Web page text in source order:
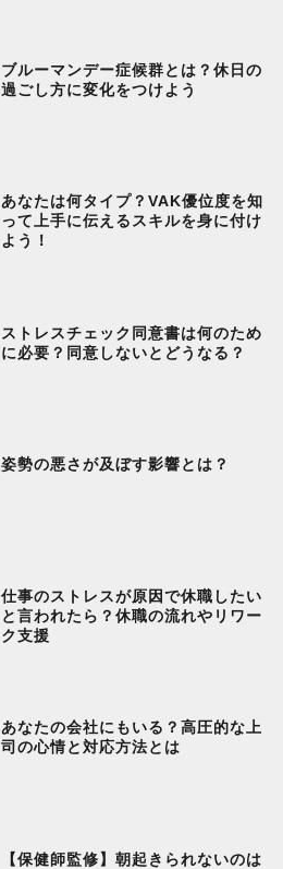
ブルーマンデー症候群とは？休日の
過ごし方に変化をつけよう
あなたは何タイプ？VAK優位度を知
って上手に伝えるスキルを身に付け
よう！
ストレスチェック同意書は何のため
に必要？同意しないとどうなる？
姿勢の悪さが及ぼす影響とは？
仕事のストレスが原因で休職したい
と言われたら？休職の流れやリワー
ク支援
あなたの会社にもいる？高圧的な上
司の心情と対応方法とは
【保健師監修】朝起きられないのは